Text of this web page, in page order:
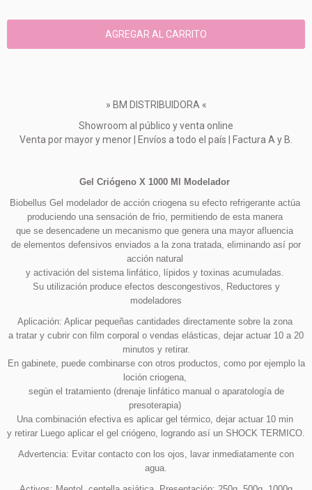
» BM DISTRIBUIDORA «
Showroom al público y venta online
Venta por mayor y menor | Envíos a todo el país | Factura A y B.
Gel Criógeno X 1000 Ml Modelador
Biobellus Gel modelador de acción criogena su efecto refrigerante actúa
produciendo una sensación de frio, permitiendo de esta manera
que se desencadene un mecanismo que genera una mayor afluencia
de elementos defensivos enviados a la zona tratada, eliminando así por
acción natural
y activación del sistema linfático, lípidos y toxinas acumuladas.
Su utilización produce efectos descongestivos, Reductores y
modeladores
Aplicación: Aplicar pequeñas cantidades directamente sobre la zona
a tratar y cubrir con film corporal o vendas elásticas, dejar actuar 10 a 20
minutos y retirar.
En gabinete, puede combinarse con otros productos, como por ejemplo la
loción criogena,
según el tratamiento (drenaje linfático manual o aparatología de
presoterapia)
Una combinación efectiva es aplicar gel térmico, dejar actuar 10 min
y retirar Luego aplicar el gel criógeno, logrando así un SHOCK TERMICO.
Advertencia: Evitar contacto con los ojos, lavar inmediatamente con
agua.